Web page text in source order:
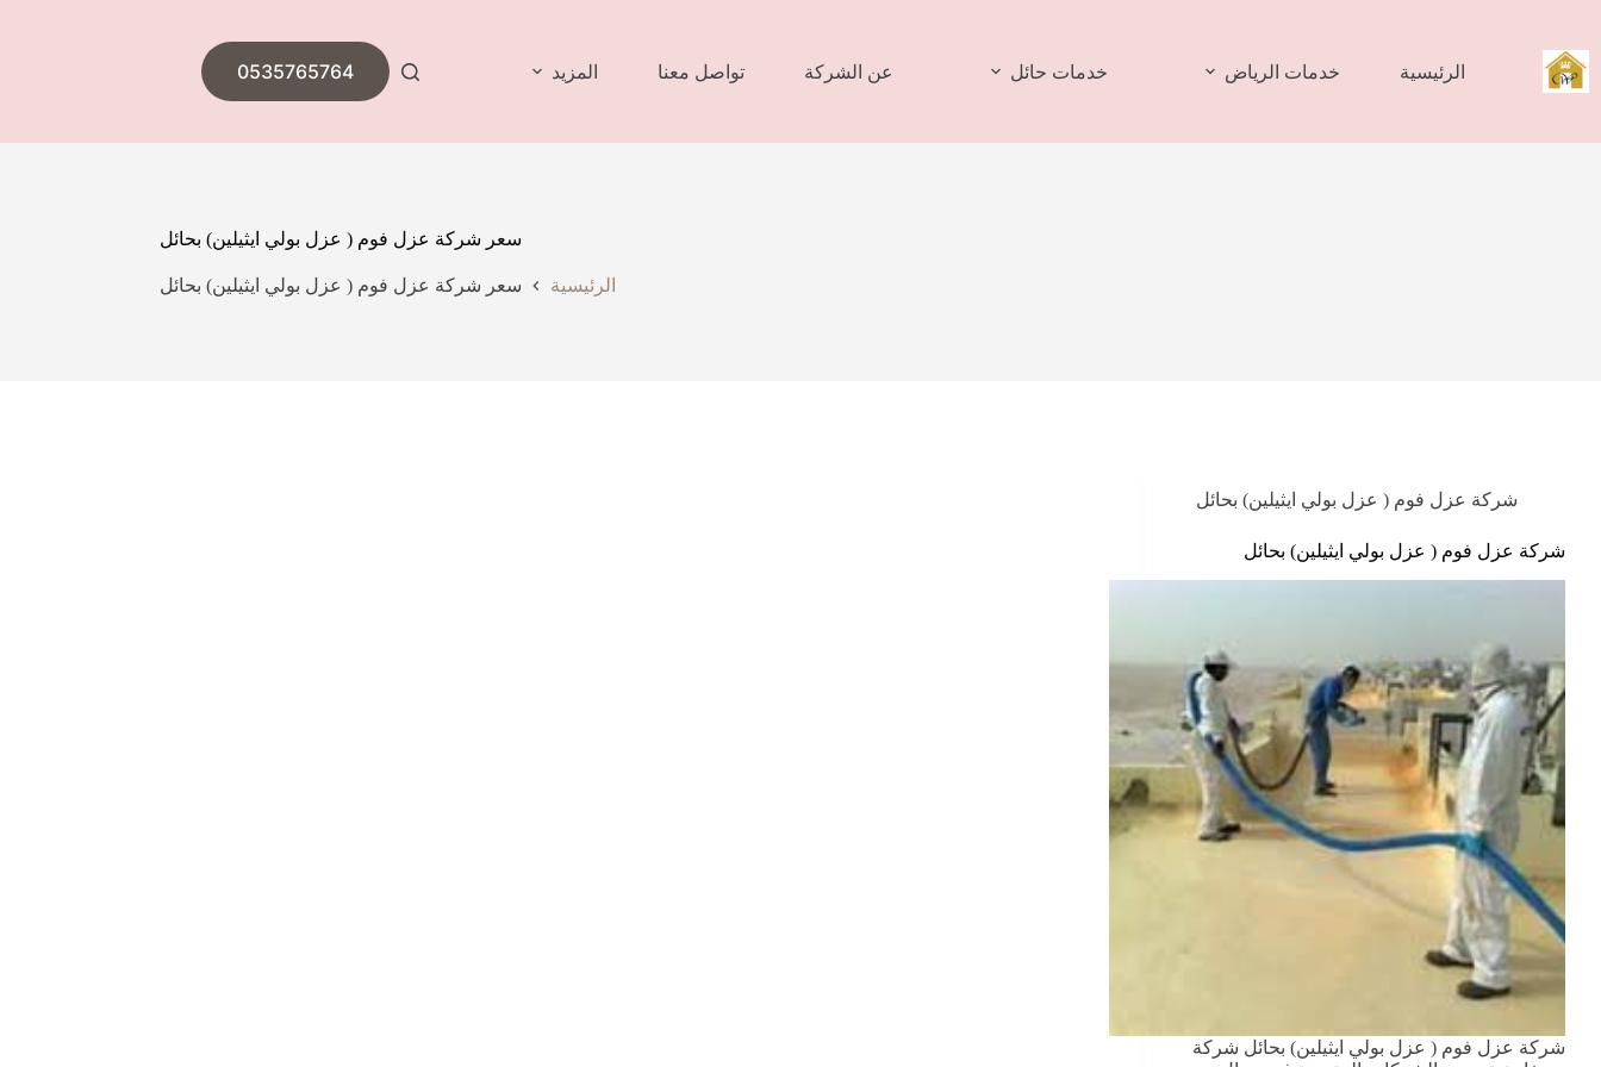
المحتوى
الرئيسية خدمات الرياض خدمات حائل عن الشركة تواصل معنا المزيد 0535765764
سعر شركة عزل فوم ( عزل بولي ايثيلين) بحائل
الرئيسية سعر شركة عزل فوم ( عزل بولي ايثيلين) بحائل
شركة عزل فوم ( عزل بولي ايثيلين) بحائل
شركة عزل فوم ( عزل بولي ايثيلين) بحائل
شركة عزل فوم ( عزل بولي ايثيلين) بحائل شركة